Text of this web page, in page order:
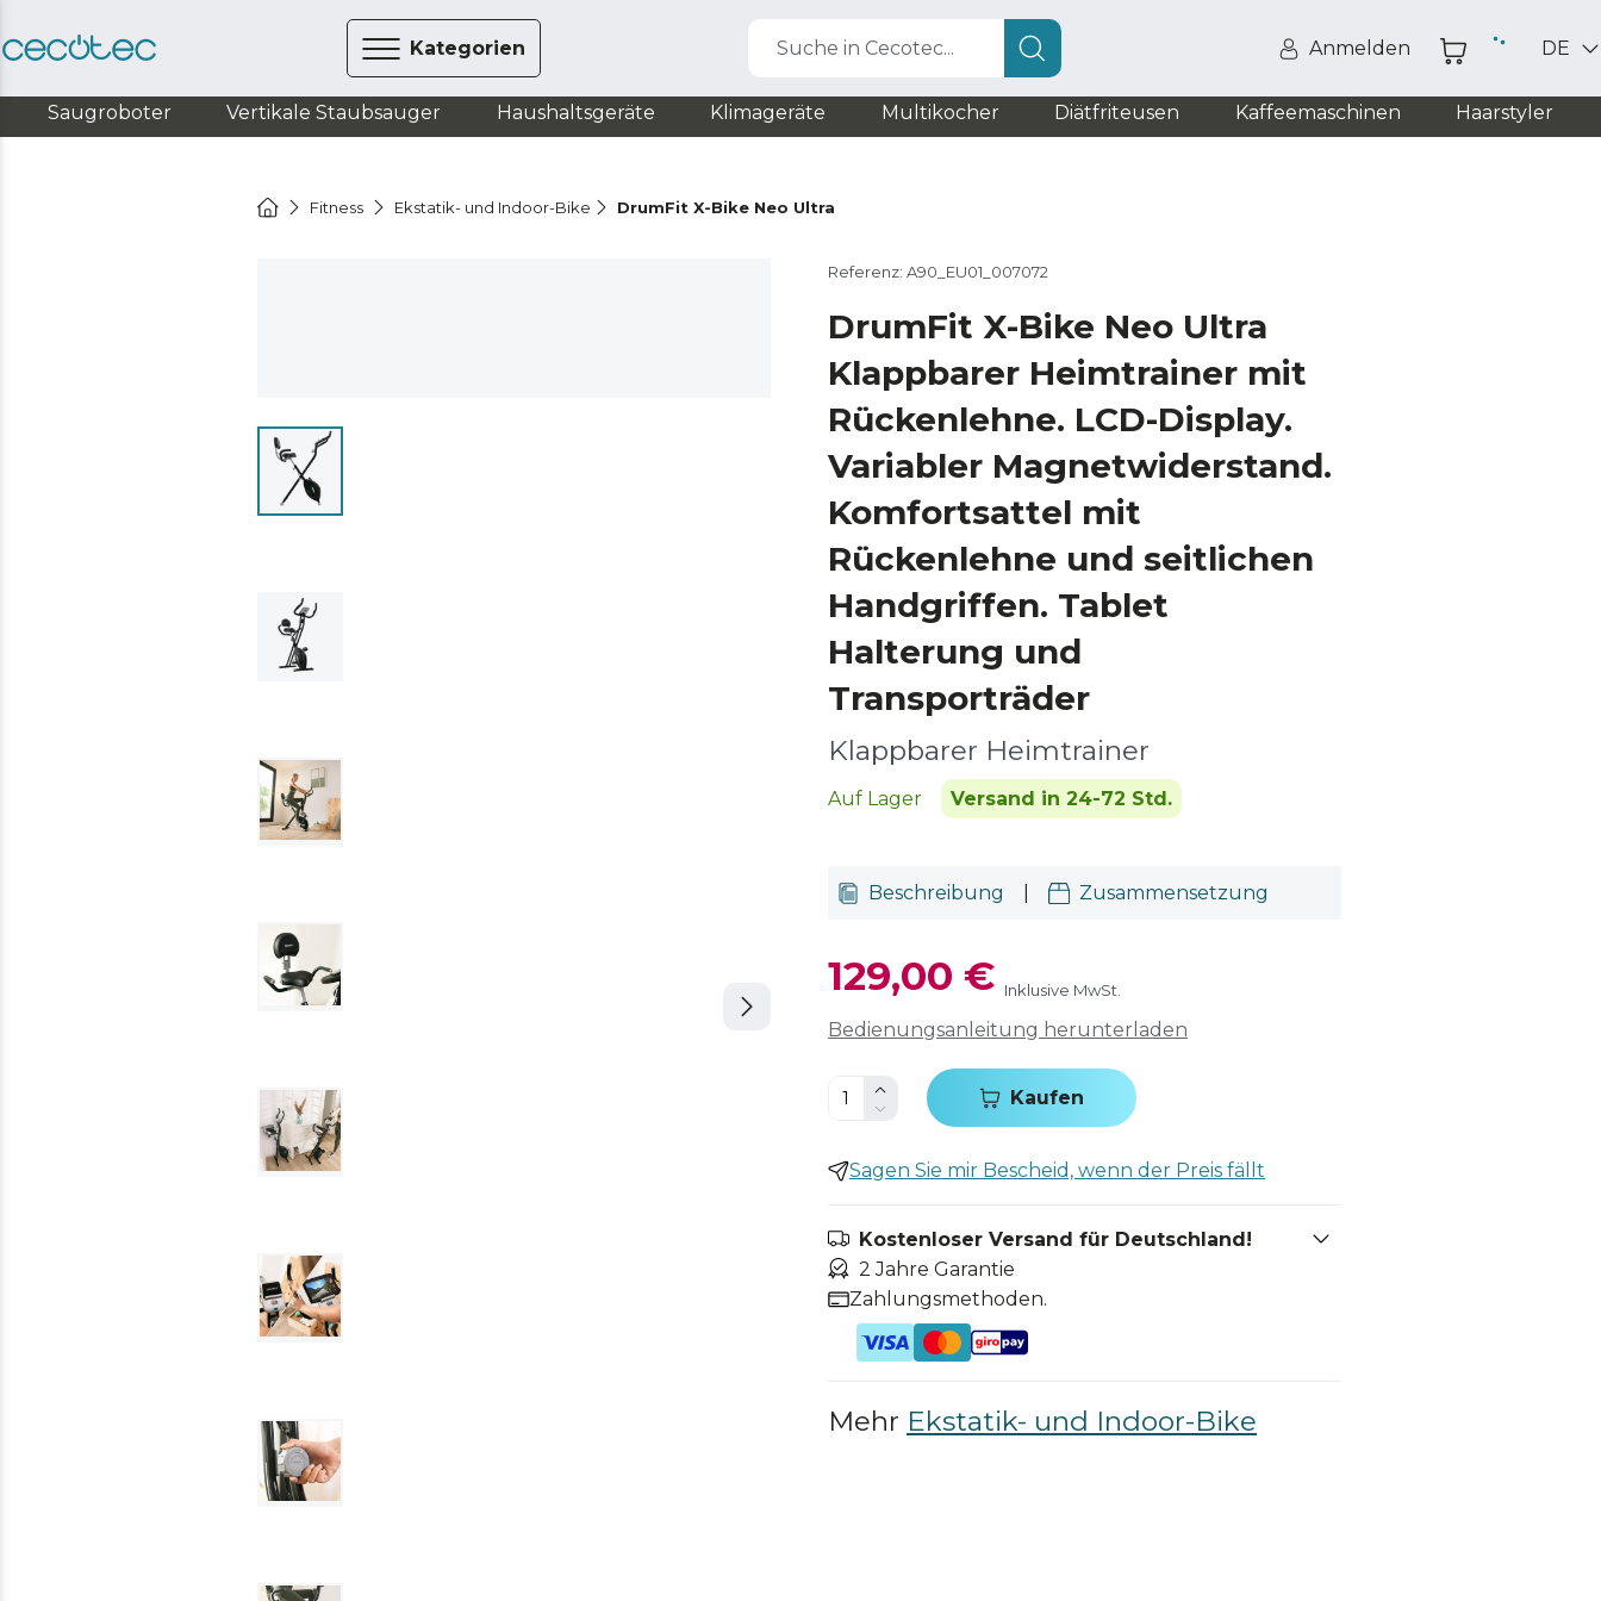
Kategorien Suche in Cecotec... Anmelden DE
Saugroboter Vertikale Staubsauger Haushaltsgeräte Klimageräte Multikocher Diätfriteusen Kaffeemaschinen Haarstyler
Fitness Ekstatik- und Indoor-Bike DrumFit X-Bike Neo Ultra
Referenz: A90_EU01_007072
DrumFit X-Bike Neo Ultra
Klappbarer Heimtrainer mit
Rückenlehne. LCD-Display.
Variabler Magnetwiderstand.
Komfortsattel mit
Rückenlehne und seitlichen
Handgriffen. Tablet
Halterung und
Transporträder
Klappbarer Heimtrainer
Auf Lager Versand in 24-72 Std.
Beschreibung Zusammensetzung
129,00 € Inklusive MwSt.
Bedienungsanleitung herunterladen
Kaufen
Sagen Sie mir Bescheid, wenn der Preis fällt
Kostenloser Versand für Deutschland!
2 Jahre Garantie
Zahlungsmethoden.
Mehr Ekstatik- und Indoor-Bike